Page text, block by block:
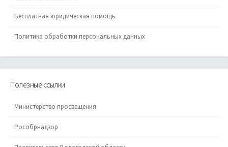
Бесплатная юридическая помощь
Политика обработки персональных данных
Полезные ссылки
Министерство просвещения
Рособрнадзор